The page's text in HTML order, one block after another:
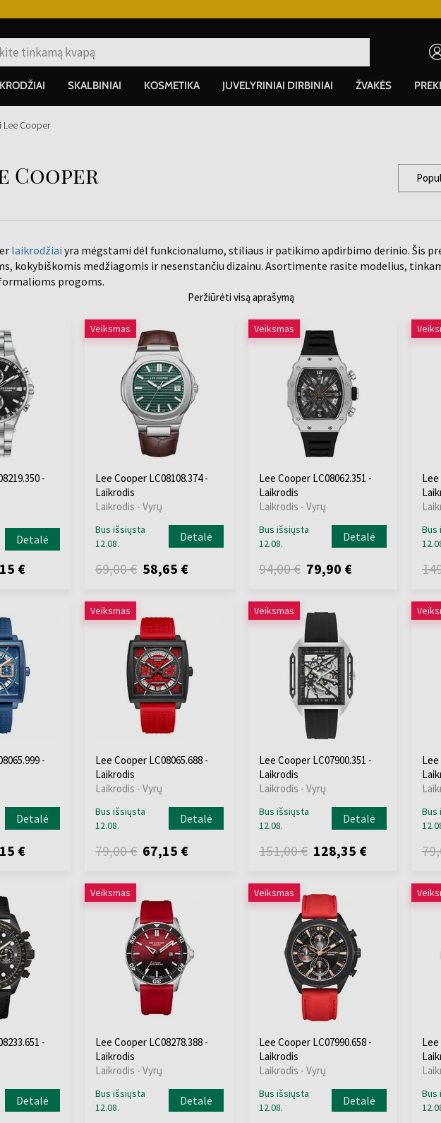
SKALBINIAI KOSMETIKA JUVELYRINIAI DIRBINIAI ŽVAKĖS
Lee Cooper
Cooper
laikrodžiai yra mėgstami dėl funkcionalumo, stiliaus ir patikimo apdirbimo derinio. Šis
kokybiškomis medžiagomis ir nesenstančiu dizainu. Asortimente rasite modelius,
progoms.
Peržiūrėti visą aprašymą
-
Detalė
€
Veiksmas
Lee Cooper LC08108.374 -
Laikrodis
Laikrodis - Vyrų
Bus išsiųsta
12.08.
Detalė
69,00 € 58,65 €
Veiksmas
Lee Cooper LC08062.351 -
Laikrodis
Laikrodis - Vyrų
Bus išsiųsta
12.08.
Detalė
94,00 € 79,90 €
Lee
Bus
-
Detalė
€
Veiksmas
Lee Cooper LC08065.688 -
Laikrodis
Laikrodis - Vyrų
Bus išsiųsta
12.08.
Detalė
79,00 € 67,15 €
Veiksmas
Lee Cooper LC07900.351 -
Laikrodis
Laikrodis - Vyrų
Bus išsiųsta
12.08.
Detalė
151,00 € 128,35 €
Lee
Bus
-
Detalė
Veiksmas
Lee Cooper LC08278.388 -
Laikrodis
Laikrodis - Vyrų
Bus išsiųsta
12.08.
Detalė
Veiksmas
Lee Cooper LC07990.658 -
Laikrodis
Laikrodis - Vyrų
Bus išsiųsta
12.08.
Detalė
Lee
Bus